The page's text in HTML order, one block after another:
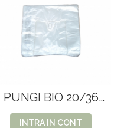
PUNGI BIO 20/36
30SET/BAX
INTRA IN CONT